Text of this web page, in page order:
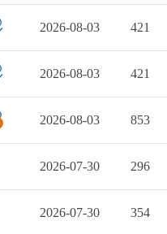
2026-08-03 421
2026-08-03 421
2026-08-03 853
2026-07-30 296
2026-07-30 354